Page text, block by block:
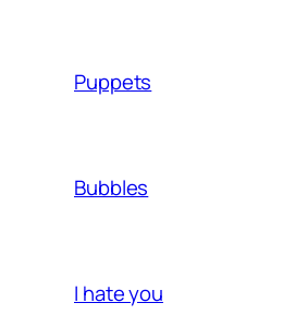
Puppets
Bubbles
I hate you